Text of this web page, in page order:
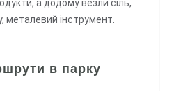
а додому везли сіль,
металевий інструмент.
в парку